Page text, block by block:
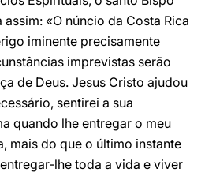
«O núncio da Costa Rica
iminente precisamente
imprevistas serão
de Deus. Jesus Cristo ajudou
sentirei a sua
quando lhe entregar o meu
mais do que o último instante
lhe toda a vida e viver